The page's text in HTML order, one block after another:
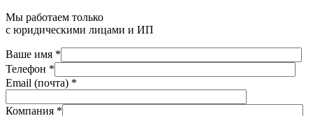
Мы работаем только
с юридическими лицами и ИП
Ваше имя *
Телефон *
Email (почта) *
Компания *